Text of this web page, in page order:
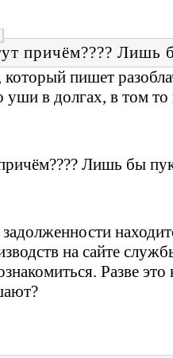
причём???? Лишь
пишет
в долгах, в том то
Лишь бы
на сайте
Разве